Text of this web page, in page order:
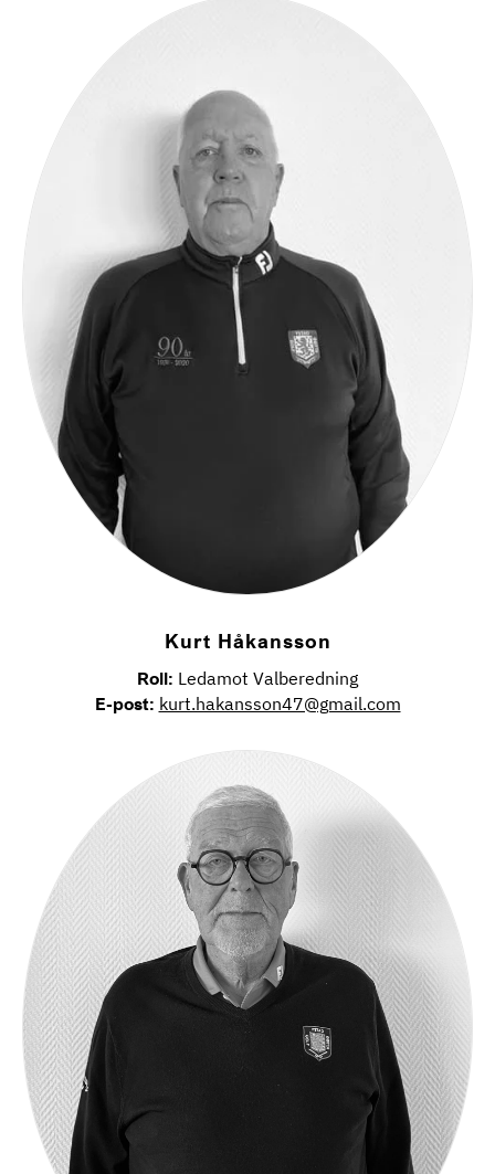
Kurt Håkansson
Roll: Ledamot Valberedning
E-post: kurt.hakansson47@gmail.com